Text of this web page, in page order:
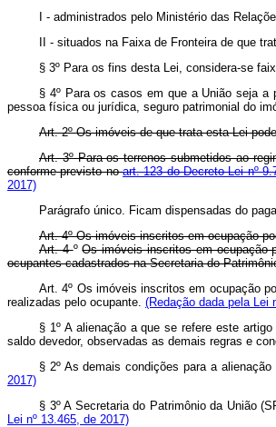
I - administrados pelo Ministério das
II - situados na Faixa de Fronteira de que
§ 3º Para os fins desta Lei, considera-se
§ 4º Para os casos em que a União seja a
pessoa física ou jurídica, seguro patrimonial do
Art. 2º Os imóveis de que trata esta Lei
Art. 3º Para os terrenos submetidos ao
conforme previsto noart. 123 do Decreto-Lei nº
2017)
Parágrafo único. Ficam dispensadas do
Art. 4º Os imóveis inscritos em ocupação
Art. 4ºOs imóveis inscritos em ocupação
ocupantes cadastrados na Secretaria do
Art. 4º Os imóveis inscritos em ocupação
realizadas pelo ocupante. (Redação dada pela Lei
§ 1º A alienação a que se refere este
saldo devedor, observadas as demais regras e
§ 2º As demais condições para a
2017)
§ 3º A Secretaria do Patrimônio da União
Lei nº 13.465, de 2017)